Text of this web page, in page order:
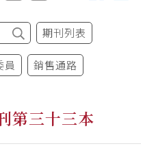
期刊列表
員 銷售通路
第三十三本